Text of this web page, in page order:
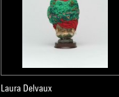
Laura Delvaux